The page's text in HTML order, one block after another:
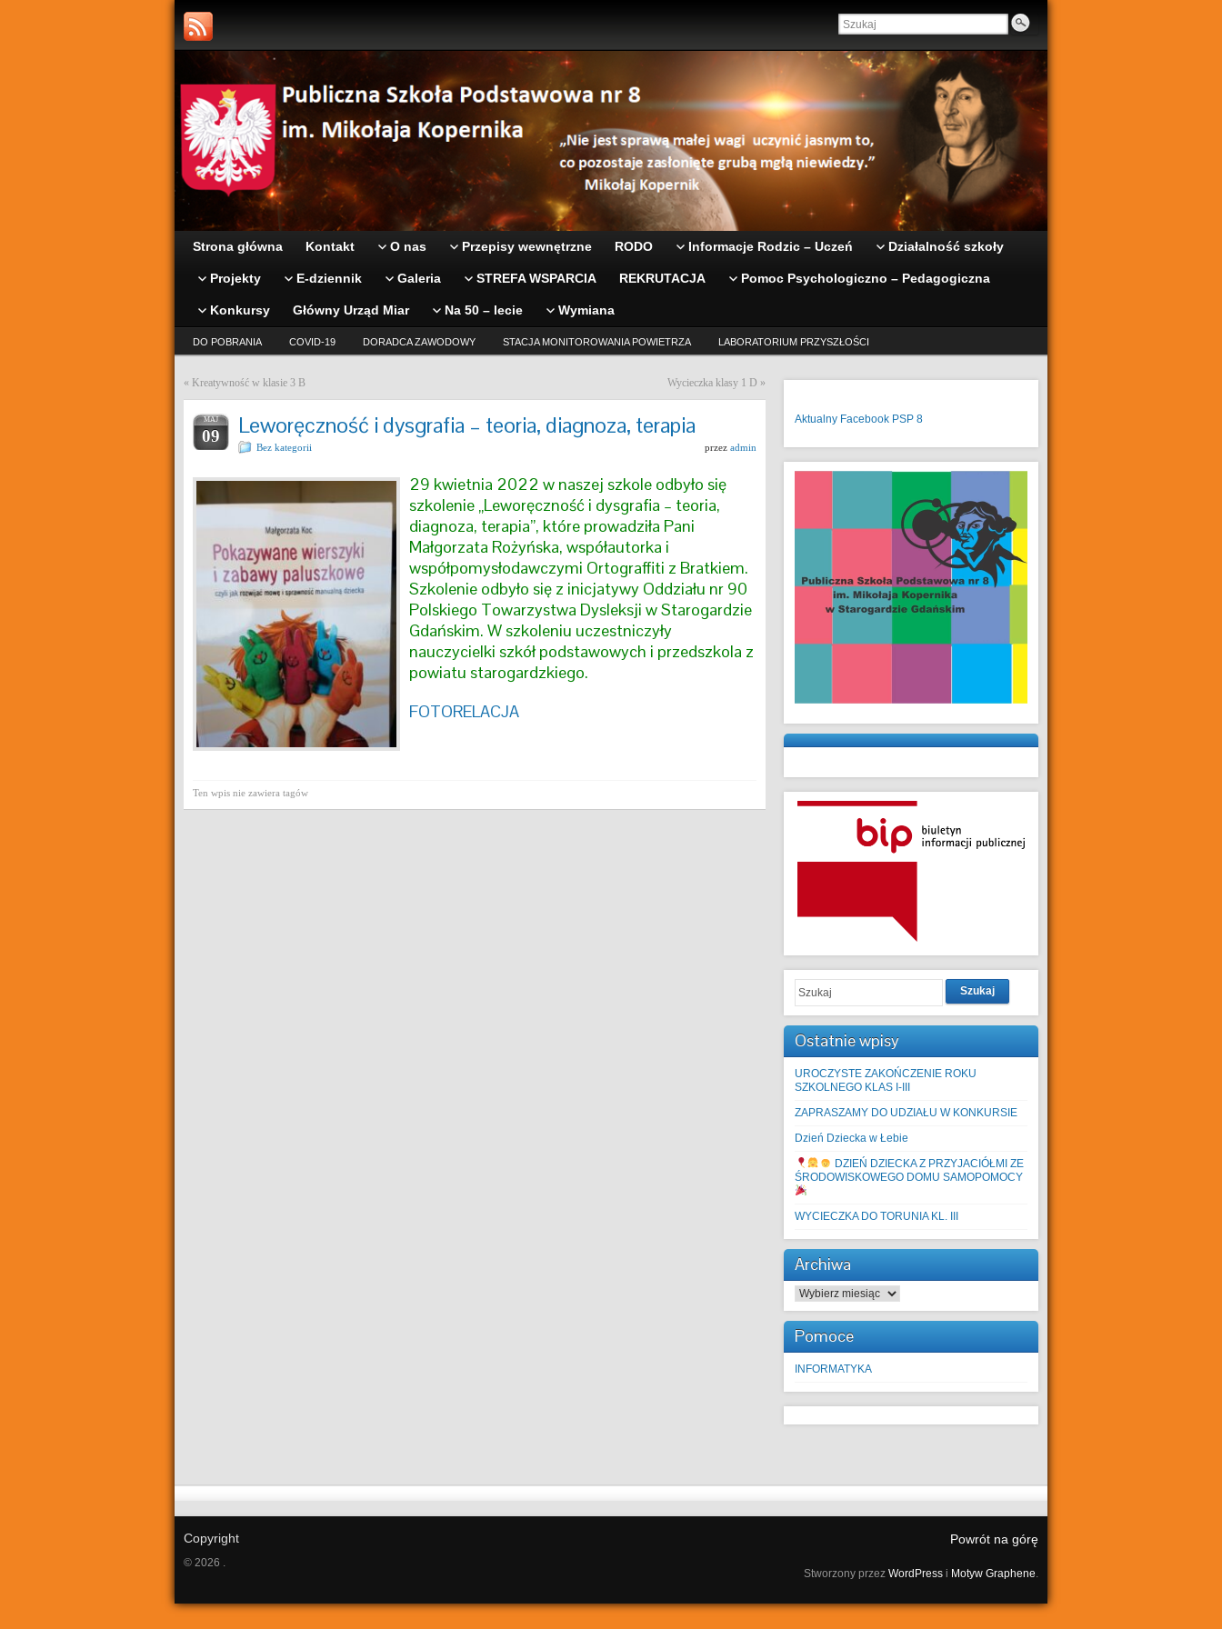
Strona główna Kontakt O nas Przepisy wewnętrzne RODO Informacje Rodzic – Uczeń Działalność szkoły
Projekty E-dziennik Galeria STREFA WSPARCIA REKRUTACJA Pomoc Psychologiczno – Pedagogiczna
Konkursy Główny Urząd Miar Na 50 – lecie Wymiana
DO POBRANIA COVID-19 DORADCA ZAWODOWY STACJA MONITOROWANIA POWIETRZA LABORATORIUM PRZYSZŁOŚCI
« Kreatywność w klasie 3 B Wycieczka klasy 1 D »
MAJ
09 Leworęczność i dysgrafia – teoria, diagnoza, terapia
Bez kategorii przez admin
29 kwietnia 2022 w naszej szkole odbyło się
szkolenie „Leworęczność i dysgrafia – teoria,
diagnoza, terapia”, które prowadziła Pani
Małgorzata Rożyńska, współautorka i
współpomysłodawczymi Ortograffiti z Bratkiem.
Szkolenie odbyło się z inicjatywy Oddziału nr 90
Polskiego Towarzystwa Dysleksji w Starogardzie
Gdańskim. W szkoleniu uczestniczyły
nauczycielki szkół podstawowych i przedszkola z
powiatu starogardzkiego.
FOTORELACJA
Ten wpis nie zawiera tagów
Aktualny Facebook PSP 8
Szukaj
Ostatnie wpisy
UROCZYSTE ZAKOŃCZENIE ROKU
SZKOLNEGO KLAS I-III
ZAPRASZAMY DO UDZIAŁU W KONKURSIE
Dzień Dziecka w Łebie
DZIEŃ DZIECKA Z PRZYJACIÓŁMI ZE
ŚRODOWISKOWEGO DOMU SAMOPOMOCY
WYCIECZKA DO TORUNIA KL. III
Archiwa
Archiwa
Pomoce
INFORMATYKA
Copyright
© 2026 .
Powrót na górę
Stworzony przez WordPress i Motyw Graphene